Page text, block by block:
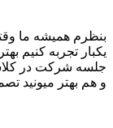
بنظرم همیشه ما
یکبار تجربه کنیم
جلسه شرکت در
و هم بهتر میونید